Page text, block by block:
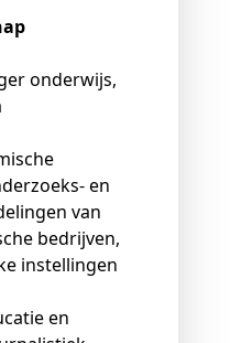
onderwijs,
en
van
bedrijven,
instellingen
en